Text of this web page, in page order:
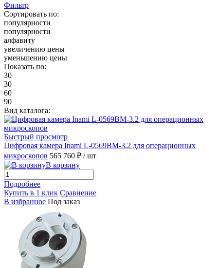
Фильтр
Сортировать по:
популярности
популярности
алфавиту
увеличению цены
уменьшению цены
Показать по:
30
30
60
90
Вид каталога:
Быстрый просмотр
Цифровая камера Inami L-0569BM-3.2 для операционных
микроскопов 565 760 ₽ / шт
В корзину
Подробнее
Купить в 1 клик Сравнение
В избранное Под заказ